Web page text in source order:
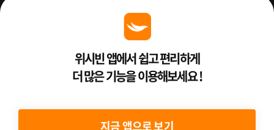
Venture Enterprise위시빈 앱에서 쉽고 편리하게
더 많은 기능을 이용해보세요 !
지금 앱으로 보기